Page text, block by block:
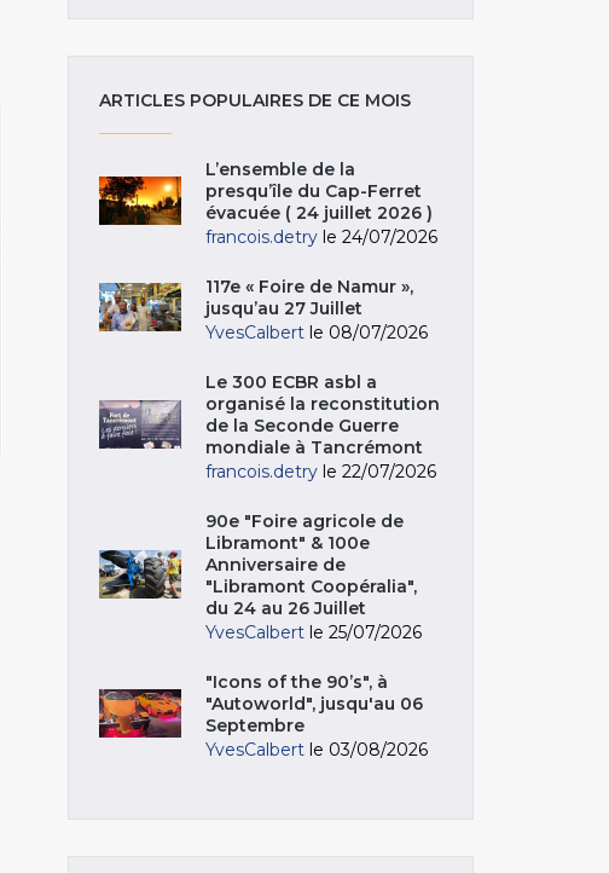
ARTICLES POPULAIRES DE CE MOIS
L’ensemble de la
presqu’île du Cap-Ferret
évacuée ( 24 juillet 2026 )
francois.detry le 24/07/2026
117e « Foire de Namur »,
jusqu’au 27 Juillet
YvesCalbert le 08/07/2026
Le 300 ECBR asbl a
organisé la reconstitution
de la Seconde Guerre
mondiale à Tancrémont
francois.detry le 22/07/2026
90e "Foire agricole de
Libramont" & 100e
Anniversaire de
"Libramont Coopéralia",
du 24 au 26 Juillet
YvesCalbert le 25/07/2026
"Icons of the 90’s", à
"Autoworld", jusqu'au 06
Septembre
YvesCalbert le 03/08/2026